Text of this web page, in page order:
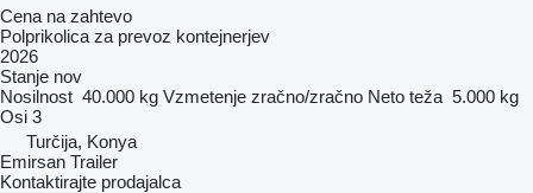
Cena na zahtevo
Polprikolica za prevoz kontejnerjev
2026
Stanje nov
Nosilnost 40.000 kg Vzmetenje zračno/zračno Neto teža 5.000 kg
Osi 3
Turčija, Konya
Emirsan Trailer
Kontaktirajte prodajalca